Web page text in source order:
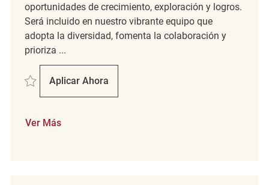
oportunidades de crecimiento, exploración y logros.
Será incluido en nuestro vibrante equipo que
adopta la diversidad, fomenta la colaboración y
prioriza ...
Salvar Full time Merchandising Supervisor REQ101700
Aplicar Ahora
Full Time Merchandising Supervisor
Ver Más